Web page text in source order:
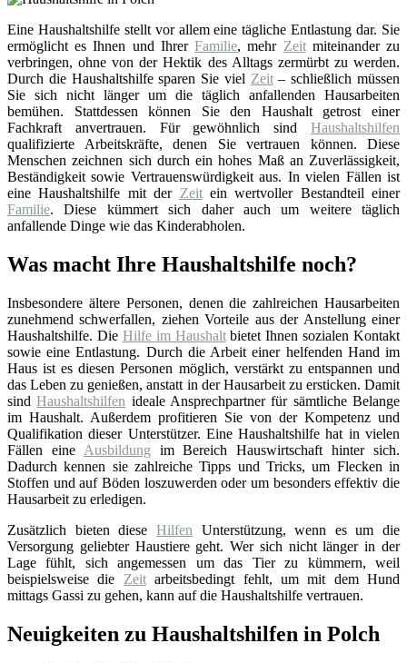
Eine Haushaltshilfe stellt vor allem eine tägliche Entlastung dar. Sie
ermöglicht es Ihnen und IhrerFamilie, mehr Zeitmiteinander zu
verbringen, ohne von der Hektik des Alltags zermürbt zu werden.
Durch die Haushaltshilfe sparen Sie viel Zeit– schließlich müssen
Sie sich nicht länger um die täglich anfallenden Hausarbeiten
bemühen. Stattdessen können Sie den Haushalt getrost einer
Fachkraft anvertrauen. Für gewöhnlich sind Haushaltshilfen
qualifizierte Arbeitskräfte, denen Sie vertrauen können. Diese
Menschen zeichnen sich durch ein hohes Maß an Zuverlässigkeit,
Beständigkeit sowie Vertrauenswürdigkeit aus. In vielen Fällen ist
eine Haushaltshilfe mit der Zeitein wertvoller Bestandteil einer
Familie. Diese kümmert sich daher auch um weitere täglich
anfallende Dinge wie das Kinderabholen.
Was macht Ihre Haushaltshilfe noch?
Insbesondere ältere Personen, denen die zahlreichen Hausarbeiten
zunehmend schwerfallen, ziehen Vorteile aus der Anstellung einer
Haushaltshilfe. Die Hilfe im Haushaltbietet Ihnen sozialen Kontakt
sowie eine Entlastung. Durch die Arbeit einer helfenden Hand im
Haus ist es diesen Personen möglich, verstärkt zu entspannen und
das Leben zu genießen, anstatt in der Hausarbeit zu ersticken. Damit
sindHaushaltshilfen ideale Ansprechpartner für sämtliche Belange
im Haushalt. Außerdem profitieren Sie von der Kompetenz und
Qualifikation dieser Unterstützer. Eine Haushaltshilfe hat in vielen
Fällen eine Ausbildung im Bereich Hauswirtschaft hinter sich.
Dadurch kennen sie zahlreiche Tipps und Tricks, um Flecken in
Stoffen und auf Böden loszuwerden oder um besonders effektiv die
Hausarbeit zu erledigen.
Zusätzlich bieten diese Hilfen Unterstützung, wenn es um die
Versorgung geliebter Haustiere geht. Wer sich nicht länger in der
Lage fühlt, sich angemessen um das Tier zu kümmern, weil
beispielsweise die Zeitarbeitsbedingt fehlt, um mit dem Hund
mittags Gassi zu gehen, kann auf die Haushaltshilfe vertrauen.
Neuigkeiten zu Haushaltshilfen in Polch